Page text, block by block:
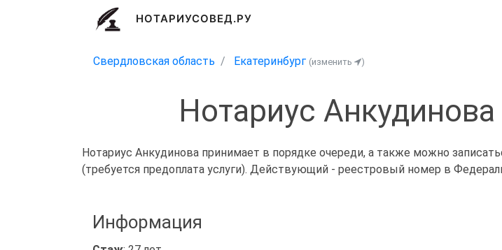
НОТАРИУСОВЕД.РУ
Свердловская область Екатеринбург (изменить )
Нотариус
Нотариус Анкудинова принимает в порядке очереди, а также можно
(требуется предоплата услуги). Действующий - реестровый номер в
Информация